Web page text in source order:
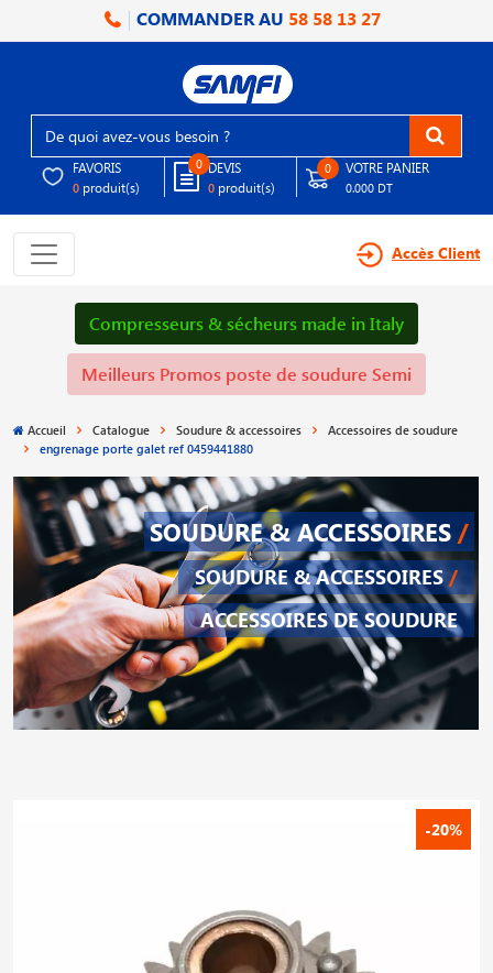
COMMANDER AU 58 58 13 27
FAVORIS
0 produit(s)
0 DEVIS
0 produit(s)
0 VOTRE PANIER
0.000 DT
Accès Client
Compresseurs & sécheurs made in Italy
Meilleurs Promos poste de soudure Semi
Accueil Catalogue Soudure & accessoires
Accessoires de soudure
engrenage porte galet ref 0459441880
SOUDURE & ACCESSOIRES /
SOUDURE & ACCESSOIRES /
ACCESSOIRES DE SOUDURE
-20%